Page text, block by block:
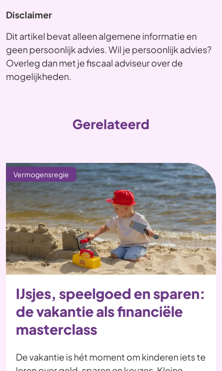
Disclaimer
Dit artikel bevat alleen algemene informatie en
geen persoonlijk advies. Wil je persoonlijk advies?
Overleg dan met je fiscaal adviseur over de
mogelijkheden.
Gerelateerd
Vermogensregie
IJsjes, speelgoed en sparen:
de vakantie als financiële
masterclass
De vakantie is hét moment om kinderen iets te